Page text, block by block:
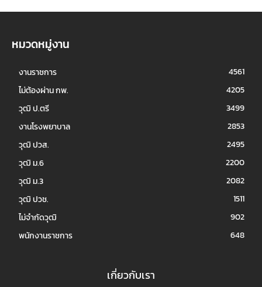
หมวดหมู่งาน
งานราชการ
4561
ไม่ต้องผ่าน กพ.
4205
วุฒิ ป.ตรี
3499
งานโรงพยาบาล
2853
วุฒิ ปวส.
2495
วุฒิ ม.6
2200
วุฒิ ม.3
2082
วุฒิ ปวช.
1511
ไม่จำกัดวุฒิ
902
พนักงานราชการ
648
เกี่ยวกับเรา